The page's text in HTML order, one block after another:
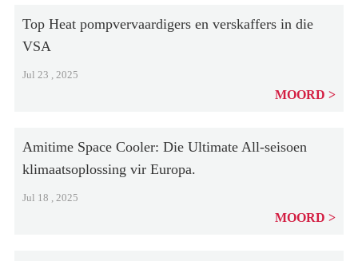
Top Heat pompvervaardigers en verskaffers in die
VSA
Jul 23 , 2025
MOORD
Amitime Space Cooler: Die Ultimate All-seisoen
klimaatsoplossing vir Europa.
Jul 18 , 2025
MOORD